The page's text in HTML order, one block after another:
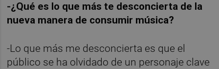
-¿Qué es lo que más te desconcierta de la
nueva manera de consumir música?
-Lo que más me desconcierta es que el
público se ha olvidado de un personaje clave